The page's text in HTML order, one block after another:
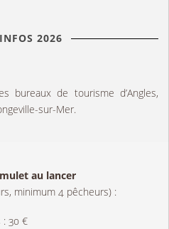
INFOS 2026
bureaux de tourisme d’Angles,
sur-Mer.
au lancer
minimum 4 pêcheurs) :
: 30 €